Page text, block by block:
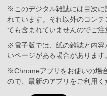
※このデジタル雑誌には目次に
れています。それ以外のコン
ても含まれていませんのでご注
※電子版では、紙の雑誌と内容
いページがある場合があります。
※Chromeアプリをお使いの場
ので、最新のアプリをご利用く